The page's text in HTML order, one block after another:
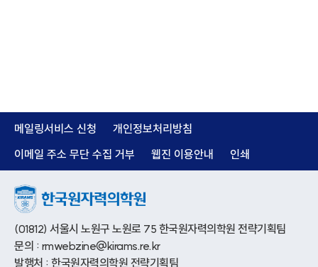
메일링서비스 신청
개인정보처리방침
이메일 주소 무단 수집 거부
웹진 이용안내 인쇄
(01812) 서울시 노원구 노원로 75 한국원자력의학원 전략기획팀
문의 : rmwebzine@kirams.re.kr
발행처 : 한국원자력의학원 전략기획팀